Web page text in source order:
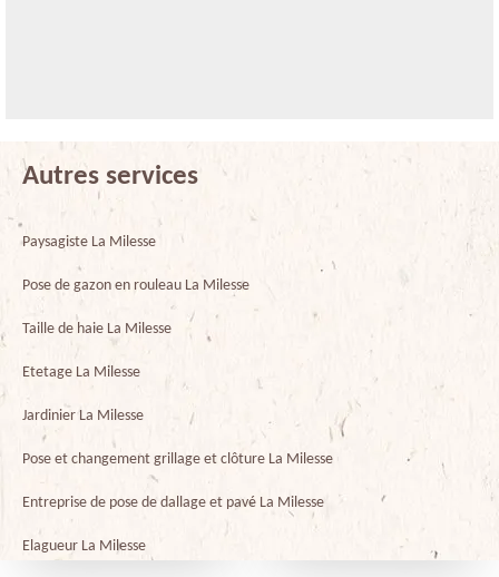
Autres services
Paysagiste La Milesse
Pose de gazon en rouleau La Milesse
Taille de haie La Milesse
Etetage La Milesse
Jardinier La Milesse
Pose et changement grillage et clôture La Milesse
Entreprise de pose de dallage et pavé La Milesse
Elagueur La Milesse